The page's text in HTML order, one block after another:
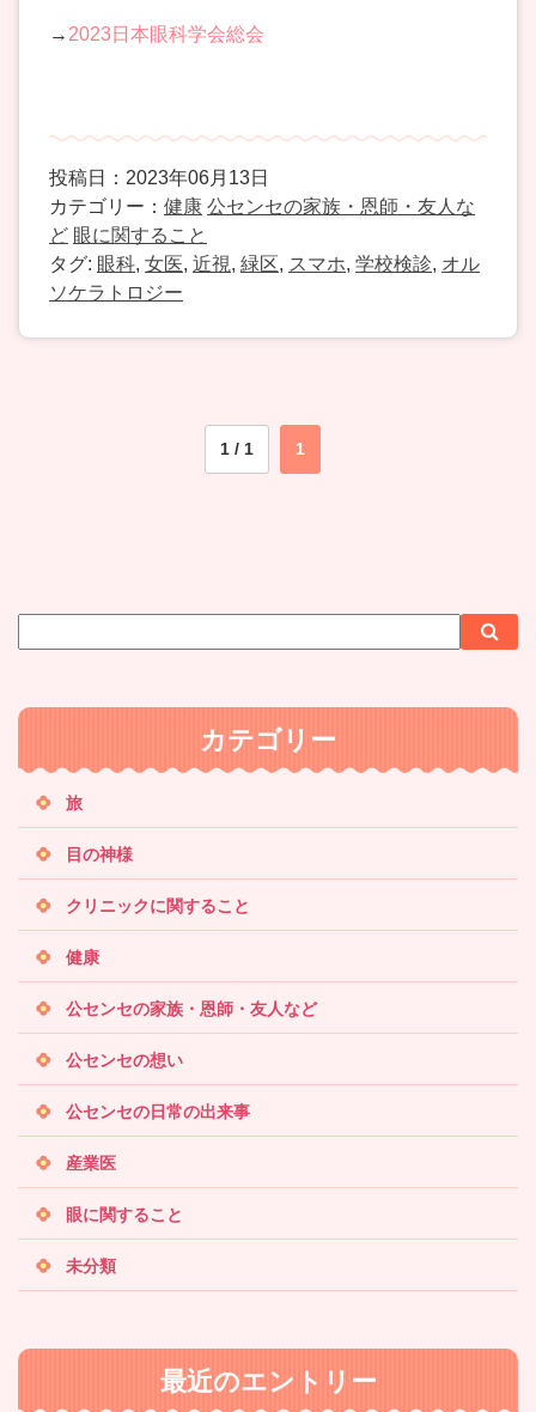
→ 2023日本眼科学会総会
投稿日：2023年06月13日
カテゴリー： 健康 公センセの家族・恩師・友人な
ど 眼に関すること
タグ: 眼科, 女医, 近視, 緑区, スマホ, 学校検診, オル
ソケラトロジー
1 / 1 1
イ
内
索
索
カテゴリー
旅
目の神様
クリニックに関すること
健康
公センセの家族・恩師・友人など
公センセの想い
公センセの日常の出来事
産業医
眼に関すること
未分類
最近のエントリー